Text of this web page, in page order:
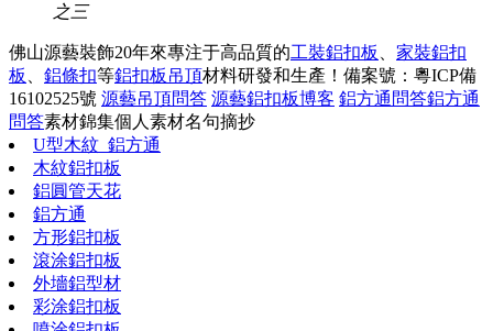
之三
佛山源藝裝飾20年來專注于高品質的工裝鋁扣板
家裝鋁扣
板
鋁條扣等鋁扣板吊頂材料研發和生產！ 備案號：粵ICP備
16102525號 源藝吊頂問答 源藝鋁扣板博客 鋁方通問答鋁方通
問答素材錦集個人素材名句摘抄
U型木紋_鋁方通
木紋鋁扣板
鋁圓管天花
鋁方通
方形鋁扣板
滾涂鋁扣板
外墻鋁型材
彩涂鋁扣板